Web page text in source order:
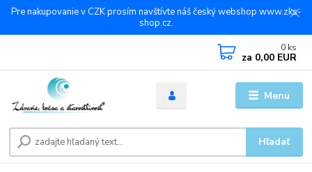
Pre nakupovanie v CZK prosím navštívte náš český webshop www.zks-
shop.cz.
Menu
Hľadať
0 ks
za 0,00 EUR